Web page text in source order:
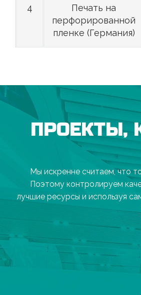
4
Печать на
перфорированной
пленке (Германия)
ПРОЕКТЫ,
Мы искренне считаем, что
Поэтому контролируем
лучшие ресурсы и используя